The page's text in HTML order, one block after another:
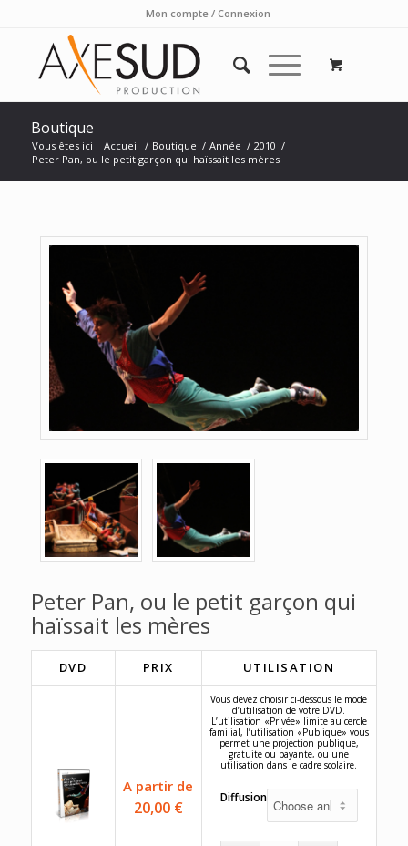
Mon compte / Connexion
Boutique
Vous êtes ici : Accueil / Boutique / Année / 2010 /
Peter Pan, ou le petit garçon qui haïssait les mères
Peter Pan, ou le petit garçon qui
haïssait les mères
DVD PRIX UTILISATION
A partir de
20,00 €
Vous devez choisir ci-dessous le mode
d’utilisation de votre DVD.
L’utilisation «Privée» limite au cercle
familial, l’utilisation «Publique» vous
permet une projection publique,
gratuite ou payante, ou une
utilisation dans le cadre scolaire.
Diffusion